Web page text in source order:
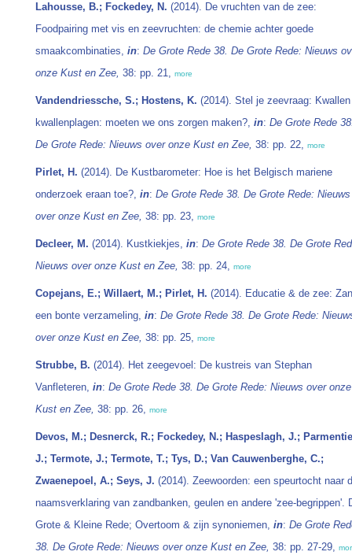
Lahousse, B.; Fockedey, N. (2014). De vruchten van de zee:
Foodpairing met vis en zeevruchten: de chemie achter goede
smaakcombinaties, in: De Grote Rede 38. De Grote Rede: Nieuws
onze Kust en Zee, 38: pp. 21, more
Vandendriessche, S.; Hostens, K. (2014). Stel je zeevraag:
kwallenplagen: moeten we ons zorgen maken?, in: De Grote Rede
De Grote Rede: Nieuws over onze Kust en Zee, 38: pp. 22, more
Pirlet, H. (2014). De Kustbarometer: Hoe is het Belgisch mariene
onderzoek eraan toe?, in: De Grote Rede 38. De Grote Rede: Nieuws
over onze Kust en Zee, 38: pp. 23, more
Decleer, M. (2014). Kustkiekjes, in: De Grote Rede 38. De Grote
Nieuws over onze Kust en Zee, 38: pp. 24, more
Copejans, E.; Willaert, M.; Pirlet, H. (2014). Educatie & de zee:
een bonte verzameling, in: De Grote Rede 38. De Grote Rede:
over onze Kust en Zee, 38: pp. 25, more
Strubbe, B. (2014). Het zeegevoel: De kustreis van Stephan
Vanfleteren, in: De Grote Rede 38. De Grote Rede: Nieuws over onze
Kust en Zee, 38: pp. 26, more
Devos, M.; Desnerck, R.; Fockedey, N.; Haspeslagh, J.;
J.; Termote, J.; Termote, T.; Tys, D.; Van Cauwenberghe, C.;
Zwaenepoel, A.; Seys, J. (2014). Zeewoorden: een speurtocht naar
naamsverklaring van zandbanken, geulen en andere 'zee-begrippen'.
Grote & Kleine Rede; Overtoom & zijn synoniemen, in: De Grote
38. De Grote Rede: Nieuws over onze Kust en Zee, 38: pp. 27-29,